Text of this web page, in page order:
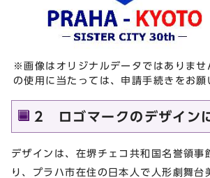
※画像はオリジナルデータではありませ
の使用に当たっては、申請手続きをお願
2 ロゴマークのデザイン
デザインは、在堺チェコ共和国名誉領事
り、プラハ市在住の日本人で人形劇舞台